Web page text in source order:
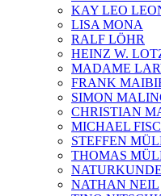
KAY LEO
LISA MONA
RALF LÖHR
HEINZ W.
MADAME
FRANK
SIMON
CHRISTIAN
MICHAEL
STEFFEN
THOMAS
NATHAN NEIL